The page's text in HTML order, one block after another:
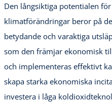
Den långsiktiga potentialen
klimatförändringar beror på
betydande och varaktiga
som den främjar ekonomisk
och implementeras effektivt
skapa starka ekonomiska
investera i låga